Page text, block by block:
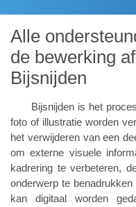
Alle
de bewerking
Bijsnijden
Bijsnijden is het
foto of illustratie worden
het verwijderen van een
om externe visuele
kadrering te verbeteren,
onderwerp te
kan digitaal worden